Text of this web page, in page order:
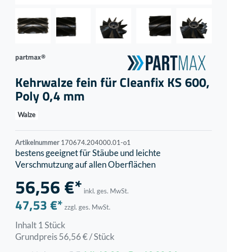
partmax®
Kehrwalze fein für Cleanfix KS 600,
Poly 0,4 mm
Walze
Artikelnummer170674.204000.01-o1
bestens geeignet für Stäube und leichte
Verschmutzung auf allen Oberflächen
56,56 €* inkl. ges. MwSt.
47,53 €* zzgl. ges. MwSt.
Inhalt 1Stück
Grundpreis56,56 € / Stück